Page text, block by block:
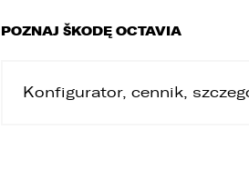
POZNAJ ŠKODĘ OCTAVIA
Konfigurator, cennik,